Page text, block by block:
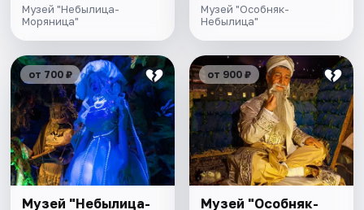
Музей "Небылица-
Моряница"
Музей "Особняк-
Небылица"
от 700 ₽
Музей "Небылица-
от 900 ₽
Музей "Особняк-